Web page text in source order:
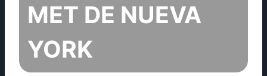
MET DE NUEVA
YORK